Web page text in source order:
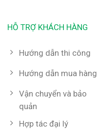
HỖ TRỢ KHÁCH HÀNG
Hướng dẫn thi công
Hướng dẫn mua hàng
Vận chuyển và bảo
quản
Hợp tác đại lý